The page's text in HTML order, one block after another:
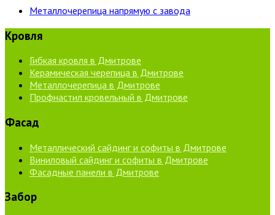
Металлочерепица напрямую с завода
Кровля
Гибкая кровля в Дмитрове
Керамическая черепица в Дмитрове
Металлочерепица в Дмитрове
Профнастил кровельный в Дмитрове
Фасад
Металлический сайдинг и софиты в Дмитрове
Виниловый сайдинг и софиты в Дмитрове
Фасадные панели в Дмитрове
Забор